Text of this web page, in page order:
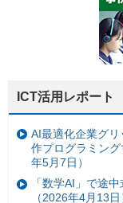
ICT活用レポート
AI最適化企業グ
作プログラミン
年5月7日）
「数学AI」で途
（2026年4月13日